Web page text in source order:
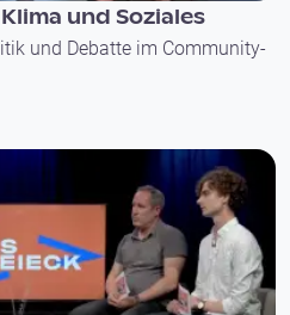
und Soziales
und Debatte im Community-